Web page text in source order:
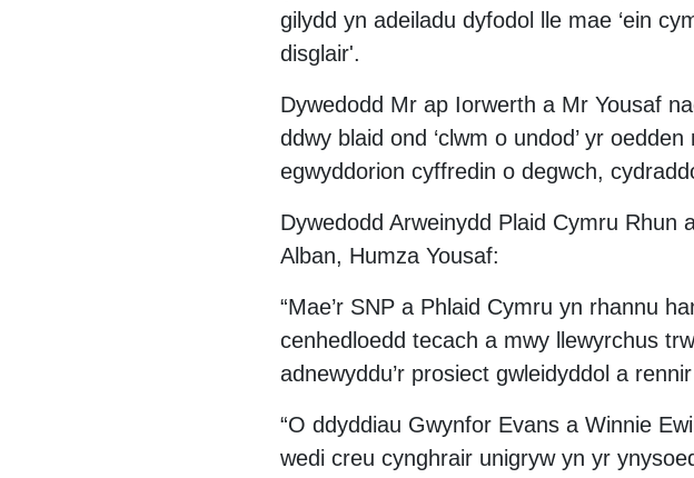
gilydd yn adeiladu dyfodol lle mae ‘ein
disglair'.
Dywedodd Mr ap Iorwerth a Mr Yousaf
ddwy blaid ond ‘clwm o undod’ yr
egwyddorion cyffredin o degwch,
Dywedodd Arweinydd Plaid Cymru
Alban, Humza Yousaf:
“Mae’r SNP a Phlaid Cymru yn rhannu
cenhedloedd tecach a mwy llewyrchus
adnewyddu’r prosiect gwleidyddol a
“O ddyddiau Gwynfor Evans a Winnie
wedi creu cynghrair unigryw yn yr